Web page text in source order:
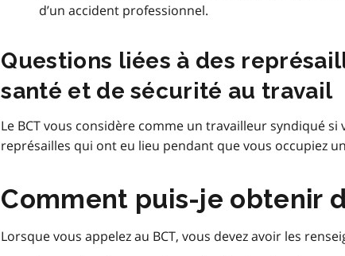
d’un accident professionnel.
Questions liées à des
santé et de sécurité au travail
Le BCT vous considère comme un travailleur syndiqué
représailles qui ont eu lieu pendant que vous occupiez
Comment puis-je obtenir
Lorsque vous appelez au BCT, vous devez avoir les